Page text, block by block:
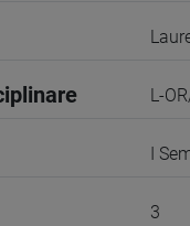
L-
I
3